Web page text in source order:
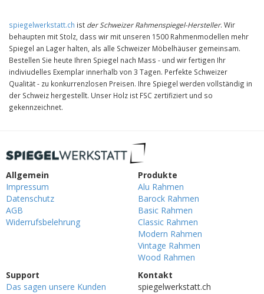
spiegelwerkstatt.ch ist der Schweizer Rahmenspiegel-Hersteller. Wir
behaupten mit Stolz, dass wir mit unseren 1500 Rahmenmodellen mehr
Spiegel an Lager halten, als alle Schweizer Möbelhäuser gemeinsam.
Bestellen Sie heute Ihren Spiegel nach Mass - und wir fertigen Ihr
indiviudelles Exemplar innerhalb von 3 Tagen. Perfekte Schweizer
Qualität - zu konkurrenzlosen Preisen. Ihre Spiegel werden vollständig in
der Schweiz hergestellt. Unser Holz ist FSC zertifiziert und so
gekennzeichnet.
Allgemein
Impressum
Datenschutz
AGB
Widerrufsbelehrung
Produkte
Alu Rahmen
Barock Rahmen
Basic Rahmen
Classic Rahmen
Modern Rahmen
Vintage Rahmen
Wood Rahmen
Support
Das sagen unsere Kunden
Kontakt
spiegelwerkstatt.ch